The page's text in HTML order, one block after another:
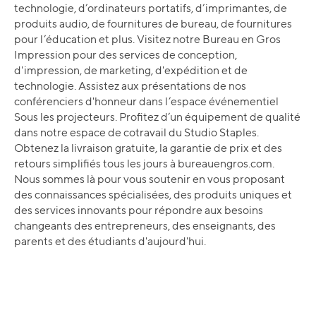
technologie, d’ordinateurs portatifs, d’imprimantes, de
produits audio, de fournitures de bureau, de fournitures
pour l’éducation et plus. Visitez notre Bureau en Gros
Impression pour des services de conception,
d'impression, de marketing, d'expédition et de
technologie. Assistez aux présentations de nos
conférenciers d'honneur dans l’espace événementiel
Sous les projecteurs. Profitez d’un équipement de qualité
dans notre espace de cotravail du Studio Staples.
Obtenez la livraison gratuite, la garantie de prix et des
retours simplifiés tous les jours à bureauengros.com.
Nous sommes là pour vous soutenir en vous proposant
des connaissances spécialisées, des produits uniques et
des services innovants pour répondre aux besoins
changeants des entrepreneurs, des enseignants, des
parents et des étudiants d'aujourd'hui.